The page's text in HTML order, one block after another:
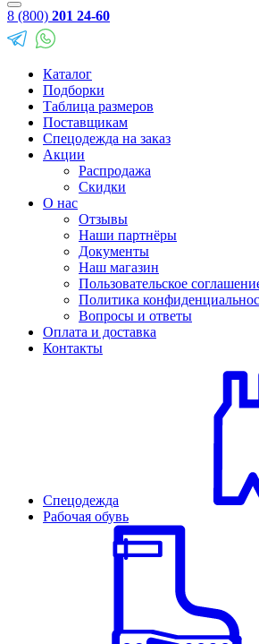
8 (800) 201 24-60
Каталог
Подборки
Таблица размеров
Поставщикам
Спецодежда на заказ
Акции
Распродажа
Скидки
О нас
Отзывы
Наши партнёры
Документы
Наш магазин
Пользовательское
Политика
Вопросы и ответы
Оплата и доставка
Контакты
Спецодежда
Рабочая обувь